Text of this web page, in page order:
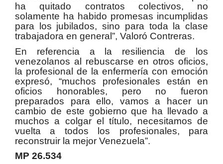
ha quitado contratos colectivos, no
solamente ha habido promesas incumplidas
para los jubilados, sino para toda la clase
trabajadora en general”, Valoró Contreras.
En referencia a la resiliencia de los
venezolanos al rebuscarse en otros oficios,
la profesional de la enfermería con emoción
expresó, “muchos profesionales están en
oficios honorables, pero no fueron
preparados para ello, vamos a hacer un
cambio de este gobierno que ha llevado a
muchos a colgar el título, necesitamos de
vuelta a todos los profesionales, para
reconstruir la mejor Venezuela”.
MP 26.534